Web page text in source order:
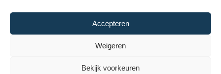
Accepteren
Weigeren
Bekijk voorkeuren
Onderwerpen
Investeren & Beleggen